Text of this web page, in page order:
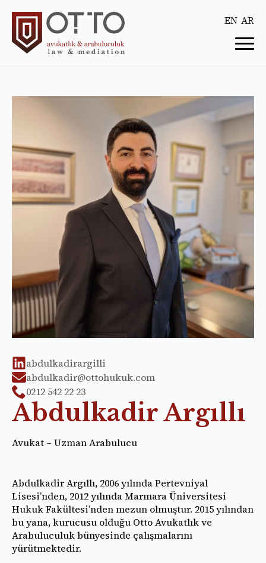
EN AR
abdulkadirargilli
abdulkadir@ottohukuk.com
0212 542 22 23
Abdulkadir Argıllı
Avukat – Uzman Arabulucu
Abdulkadir Argıllı, 2006 yılında Pertevniyal
Lisesi’nden, 2012 yılında Marmara Üniversitesi
Hukuk Fakültesi’nden mezun olmuştur. 2015 yılından
bu yana, kurucusu olduğu Otto Avukatlık ve
Arabuluculuk bünyesinde çalışmalarını
yürütmektedir.